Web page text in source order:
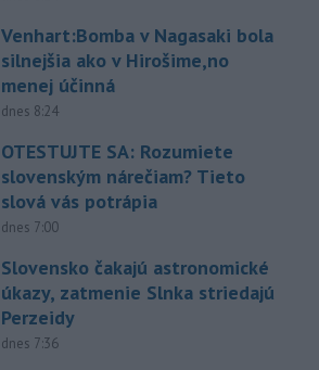
Venhart:Bomba v Nagasaki bola
silnejšia ako v Hirošime,no
menej účinná
dnes 8:24
OTESTUJTE SA: Rozumiete
slovenským nárečiam? Tieto
slová vás potrápia
dnes 7:00
Slovensko čakajú astronomické
úkazy, zatmenie Slnka striedajú
Perzeidy
dnes 7:36